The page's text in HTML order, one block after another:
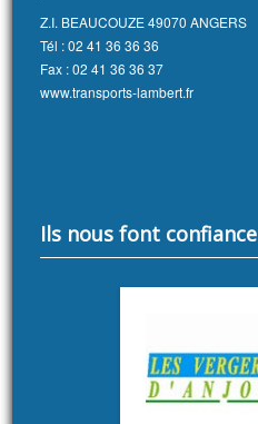
Z.I. BEAUCOUZE 49070 ANGERS
Tél : 02 41 36 36 36
Fax : 02 41 36 36 37
www.transports-lambert.fr
Ils nous font confiance